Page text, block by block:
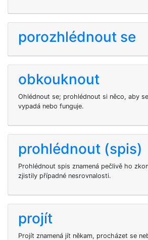
porozhlédnout se
obkouknout
Ohlédnout se; prohlédnout si něco, aby
vypadá nebo funguje.
prohlédnout (spis)
Prohlédnout spis znamená pečlivě ho
zjistily případné nesrovnalosti.
projít
Projít znamená jít někam, procházet se